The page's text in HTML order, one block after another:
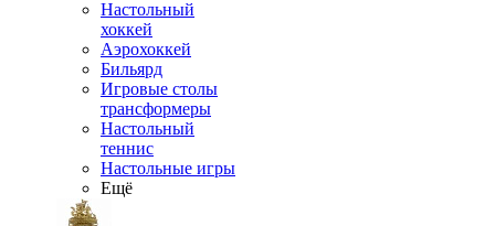
Настольный
хоккей
Аэрохоккей
Бильярд
Игровые столы
трансформеры
Настольный
теннис
Настольные игры
Ещё